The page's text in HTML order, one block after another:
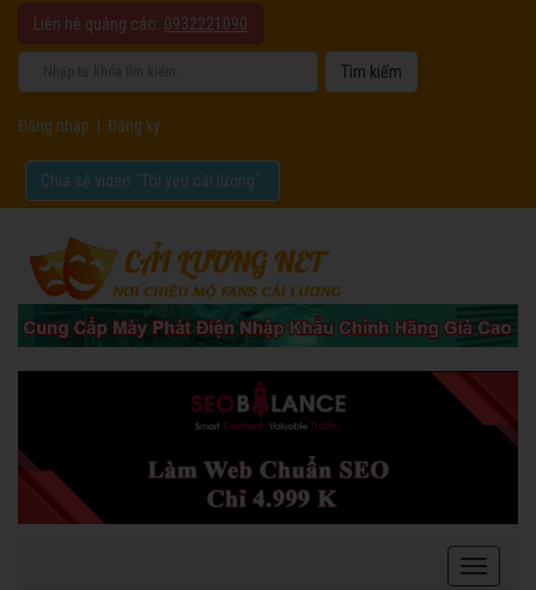
Liên hệ quảng cáo: 0932221090
Đăng nhập Đăng ký
Chia sẻ video "Tôi yêu cải lương".